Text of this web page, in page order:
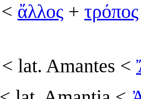
< ἄλλος + τρόπος
< lat. Amantes <